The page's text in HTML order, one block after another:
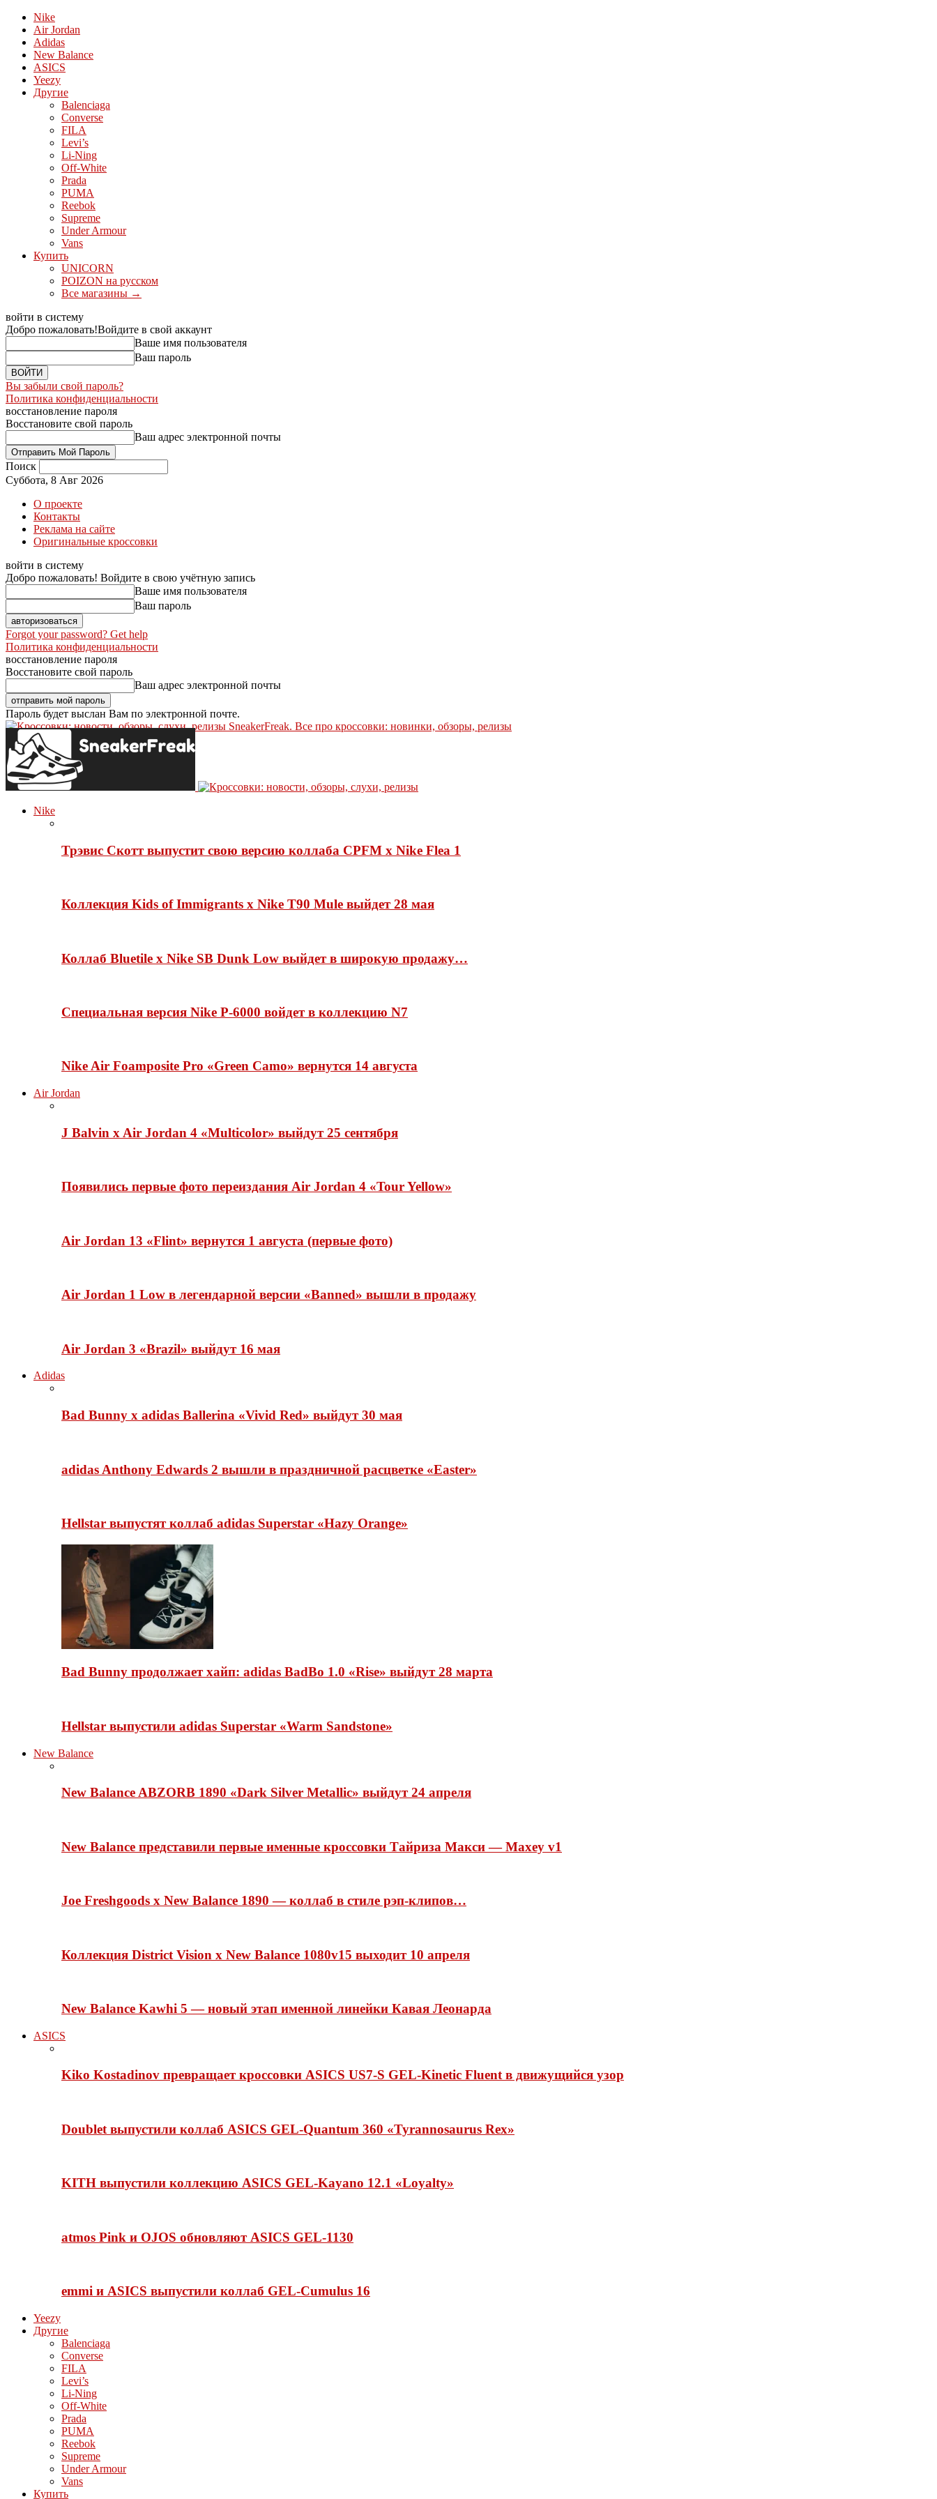
Nike
Air Jordan
Adidas
New Balance
ASICS
Yeezy
Другие
Balenciaga
Converse
FILA
Levi’s
Li-Ning
Off-White
Prada
PUMA
Reebok
Supreme
Under Armour
Vans
Купить
UNICORN
POIZON на русском
Все магазины →
войти в систему
Добро пожаловать!Войдите в свой аккаунт
Ваше имя пользователя
Ваш пароль
Вы забыли свой пароль?
Политика конфиденциальности
восстановление пароля
Восстановите свой пароль
Ваш адрес электронной почты
Поиск
Суббота, 8 Авг 2026
О проекте
Контакты
Реклама на сайте
Оригинальные кроссовки
войти в систему
Добро пожаловать! Войдите в свою учётную запись
Ваше имя пользователя
Ваш пароль
Forgot your password? Get help
Политика конфиденциальности
восстановление пароля
Восстановите свой пароль
Ваш адрес электронной почты
Пароль будет выслан Вам по электронной почте.
SneakerFreak. Все про кроссовки: новинки, обзоры, релизы
Nike
Трэвис Скотт выпустит свою версию коллаба CPFM x Nike Flea 1
Коллекция Kids of Immigrants x Nike T90 Mule выйдет 28 мая
Коллаб Bluetile x Nike SB Dunk Low выйдет в широкую продажу…
Специальная версия Nike P-6000 войдет в коллекцию N7
Nike Air Foamposite Pro «Green Camo» вернутся 14 августа
Air Jordan
J Balvin x Air Jordan 4 «Multicolor» выйдут 25 сентября
Появились первые фото переиздания Air Jordan 4 «Tour Yellow»
Air Jordan 13 «Flint» вернутся 1 августа (первые фото)
Air Jordan 1 Low в легендарной версии «Banned» вышли в продажу
Air Jordan 3 «Brazil» выйдут 16 мая
Adidas
Bad Bunny x adidas Ballerina «Vivid Red» выйдут 30 мая
adidas Anthony Edwards 2 вышли в праздничной расцветке «Easter»
Hellstar выпустят коллаб adidas Superstar «Hazy Orange»
Bad Bunny продолжает хайп: adidas BadBo 1.0 «Rise» выйдут 28 марта
Hellstar выпустили adidas Superstar «Warm Sandstone»
New Balance
New Balance ABZORB 1890 «Dark Silver Metallic» выйдут 24 апреля
New Balance представили первые именные кроссовки Тайриза Макси — Maxey v1
Joe Freshgoods x New Balance 1890 — коллаб в стиле рэп-клипов…
Коллекция District Vision x New Balance 1080v15 выходит 10 апреля
New Balance Kawhi 5 — новый этап именной линейки Кавая Леонарда
ASICS
Kiko Kostadinov превращает кроссовки ASICS US7-S GEL-Kinetic Fluent в движущийся узор
Doublet выпустили коллаб ASICS GEL-Quantum 360 «Tyrannosaurus Rex»
KITH выпустили коллекцию ASICS GEL-Kayano 12.1 «Loyalty»
atmos Pink и OJOS обновляют ASICS GEL-1130
emmi и ASICS выпустили коллаб GEL-Cumulus 16
Yeezy
Другие
Balenciaga
Converse
FILA
Levi’s
Li-Ning
Off-White
Prada
PUMA
Reebok
Supreme
Under Armour
Vans
Купить